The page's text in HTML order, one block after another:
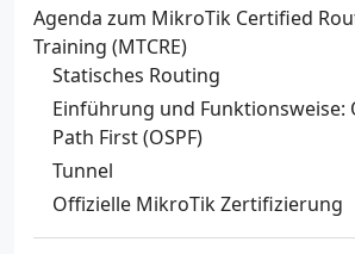
Agenda zum MikroTik Certified
Training (MTCRE)
Statisches Routing
Einführung und Funktionsweise:
Path First (OSPF)
Tunnel
Offizielle MikroTik Zertifizierung